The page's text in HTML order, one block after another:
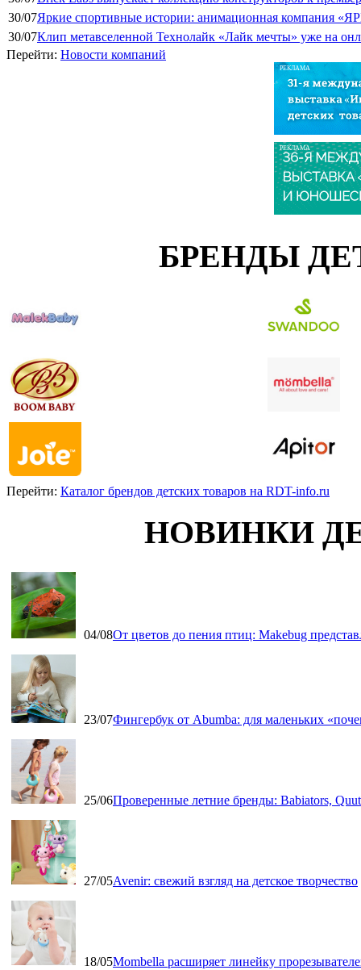
30/07Яркие спортивные истории: анимационная компания
30/07Клип метавселенной Технолайк «Лайк мечты» уже на
Перейти: Новости компаний
РЕКЛАМА
РЕКЛАМА
БРЕНДЫ
Перейти: Каталог брендов детских товаров на RDT-info.ru
НОВИНКИ
04/08От цветов до пения птиц: Makebug
23/07Фингербук от Abumba: для маленьких
25/06Проверенные летние бренды: Babiators,
27/05Avenir: свежий взгляд на детское творчество
18/05Mombella расширяет линейку